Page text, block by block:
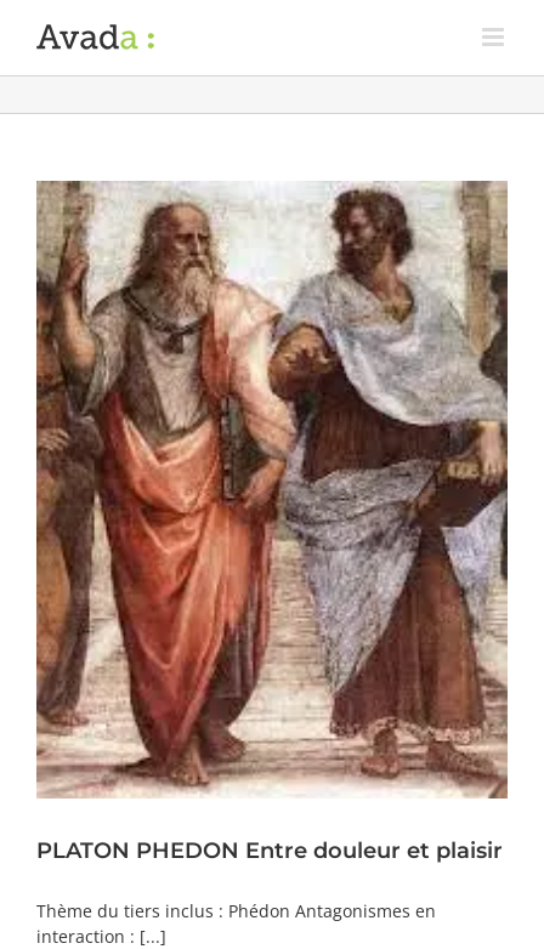
PLATON PHEDON Entre douleur et plaisir
Thème du tiers inclus : Phédon Antagonismes en
interaction : [...]